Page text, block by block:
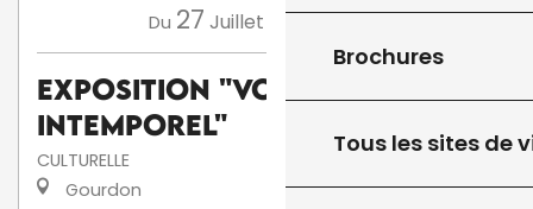
Brochures
Tous les sites de
Du 27 Juillet au8Août,...
Exposition "Voyage
intemporel"
CULTURELLE
Gourdon